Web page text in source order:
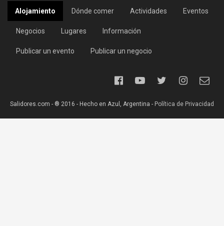
Alojamiento Dónde comer Actividades Eventos
Negocios Lugares Información
Publicar un evento Publicar un negocio
Salidores.com - ® 2016 - Hecho en Azul, Argentina - Política de Privacidad